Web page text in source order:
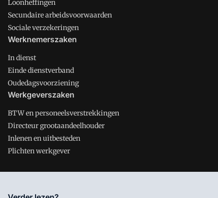
Loonheffingen
Secundaire arbeidsvoorwaarden
Sociale verzekeringen
Werknemerszaken
In dienst
Einde dienstverband
Oudedagsvoorziening
Werkgeverszaken
BTW en personeelsverstrekkingen
Directeur grootaandeelhouder
Inlenen en uitbesteden
Plichten werkgever
Salarisnet is onderdeel van VMN media. Lees in